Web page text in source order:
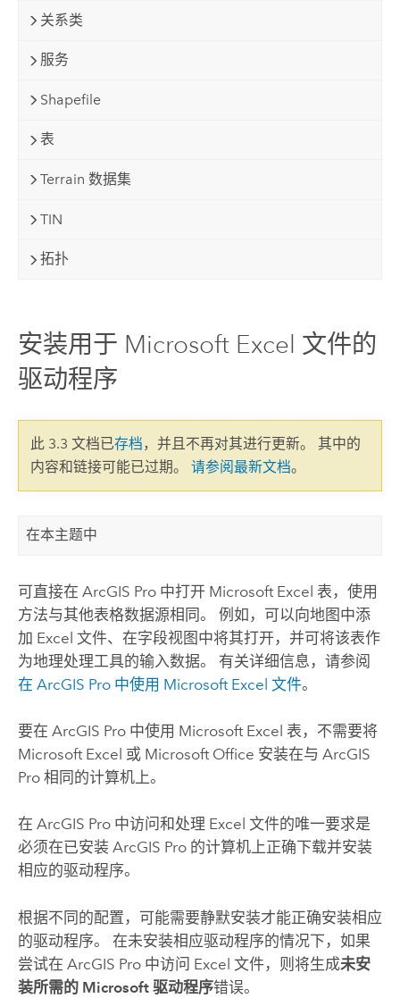
关系类
服务
Shapefile
表
Terrain 数据集
TIN
拓扑
安装用于 Microsoft Excel 文件的
驱动程序
此 3.3 文档已存档，并且不再对其进行更新。 其中的
内容和链接可能已过期。 请参阅最新文档。
在本主题中
可直接在 ArcGIS Pro中打开 Microsoft Excel 表，使用
方法与其他表格数据源相同。 例如，可以向地图中添
加 Excel 文件、在字段视图中将其打开，并可将该表作
为地理处理工具的输入数据。 有关详细信息，请参阅
在 ArcGIS Pro中使用 Microsoft Excel 文件。
要在 ArcGIS Pro中使用 Microsoft Excel 表，不需要将
Microsoft Excel 或 Microsoft Office 安装在与 ArcGIS
Pro相同的计算机上。
在 ArcGIS Pro中访问和处理 Excel 文件的唯一要求是
必须在已安装 ArcGIS Pro的计算机上正确下载并安装
相应的驱动程序。
根据不同的配置，可能需要静默安装才能正确安装相应
的驱动程序。 在未安装相应驱动程序的情况下，如果
尝试在 ArcGIS Pro中访问 Excel 文件，则将生成未安
装所需的 Microsoft 驱动程序错误。